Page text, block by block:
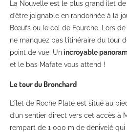
La Nouvelle est le plus grand îlet
d’être joignable en randonnée à la
Bœufs ou le col de Fourche. Lors de
ne manquez pas l’itinéraire du tour
point de vue. Unincroyable
et le bas Mafate vous attend !
Le tour du Bronchard
L’îlet de Roche Plate est situé au
d’un sentier direct vers cet accès à
rempart de 1 000 m de dénivelé qui